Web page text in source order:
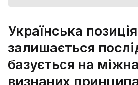
Українська позиція
залишається
базується на
визнаних